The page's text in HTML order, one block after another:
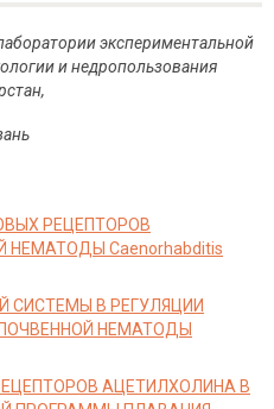
экспериментальной
и недропользования
РЕЦЕПТОРОВ
Caenorhabditis
СИСТЕМЫ В РЕГУЛЯЦИИ
НЕМАТОДЫ
АЦЕТИЛХОЛИНА В